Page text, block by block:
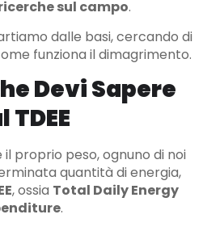
sul campo.
dalle basi, cercando di
funziona il dimagrimento.
Devi Sapere
TDEE
proprio peso, ognuno di noi
quantità di energia,
, ossia Total Daily Energy
.